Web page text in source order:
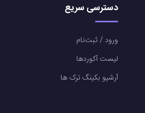
دسترسی سریع
ورود / ثبت‌نام
لیست آکوردها
آرشیو بکینگ ترک ها